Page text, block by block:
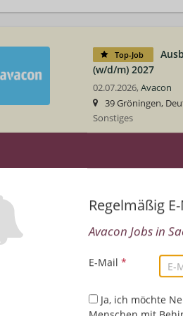
Regelmäßig
Avacon Jobs in
E-Mail *
Ja, ich möchte
Top-Job
(w/d/m) 2027
02.07.2026, Avacon
39 Gröningen,
Sonstiges
01.07.2026,Avacon
Sonstiges |
Assistenz/
Top-Job